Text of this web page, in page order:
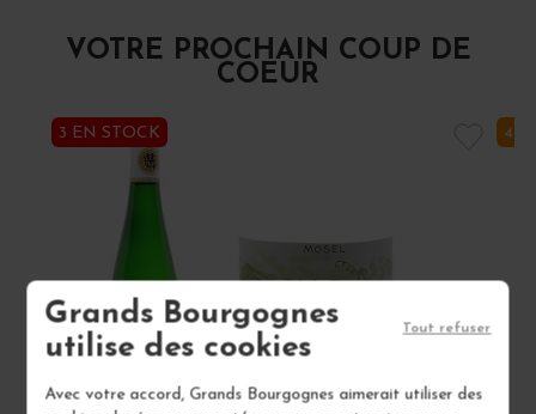
Grands Bourgognes
utilise des cookies
Avec votre accord, Grands Bourgognes aimerait utiliser des
Tout refuser
VOTRE PROCHAIN COUP DE
COEUR
3 EN STOCK 4